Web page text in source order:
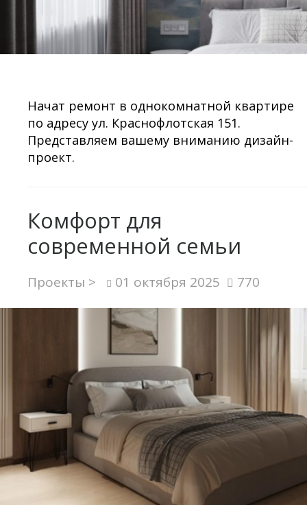
Начат ремонт в однокомнатной квартире
по адресу ул. Краснофлотская 151.
Представляем вашему вниманию дизайн-
проект.
Комфорт для
современной семьи
Проекты > 01 октября 2025 770